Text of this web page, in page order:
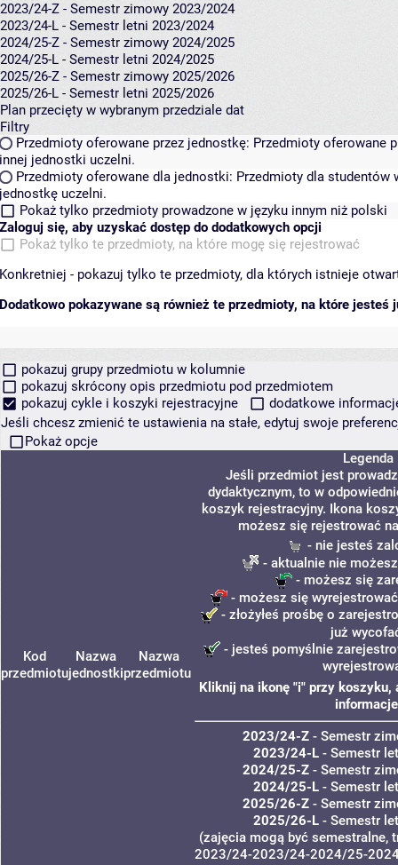
2023/24-Z - Semestr zimowy 2023/2024
2023/24-L - Semestr letni 2023/2024
2024/25-Z - Semestr zimowy 2024/2025
2024/25-L - Semestr letni 2024/2025
2025/26-Z - Semestr zimowy 2025/2026
2025/26-L - Semestr letni 2025/2026
Plan przecięty w wybranym przedziale dat
Filtry
Przedmioty oferowane przez jednostkę: Przedmioty oferowane
innej jednostki uczelni.
Przedmioty oferowane dla jednostki: Przedmioty dla studentów
jednostkę uczelni.
Pokaż tylko przedmioty prowadzone w języku innym niż polski
Zaloguj się, aby uzyskać dostęp do dodatkowych opcji
Pokaż tylko te przedmioty, na które mogę się rejestrować
Konkretniej - pokazuj tylko te przedmioty, dla których istnieje
Dodatkowo pokazywane są również te przedmioty, na które jesteś
pokazuj grupy przedmiotu w kolumnie
pokazuj skrócony opis przedmiotu pod przedmiotem
pokazuj cykle i koszyki rejestracyjne
dodatkowe
Jeśli chcesz zmienić te ustawienia na stałe, edytuj swoje
Pokaż opcje
Kod
przedmiotu
Nazwa
jednostki
Nazwa
przedmiotu
Legenda
Jeśli przedmiot jest
dydaktycznym, to w
koszyk rejestracyjny. Ikona
możesz się rejestrować
- nie jesteś
- aktualnie nie
- możesz się
- możesz się
- złożyłeś prośbę o
już
- jesteś pomyślnie
Kliknij na ikonę "i" przy koszyku,
2023/24-Z - Semestr
2023/24-L - Semestr
2024/25-Z - Semestr
2024/25-L - Semestr
2025/26-Z - Semestr
2025/26-L - Semestr
(zajęcia mogą być semestralne,
2023/24-2023/24-2024/25-